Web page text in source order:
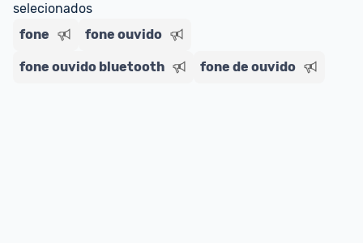
selecionados
fone
fone ouvido
fone ouvido bluetooth fone de ouvido